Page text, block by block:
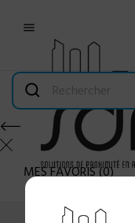

MES FAVORIS(0)